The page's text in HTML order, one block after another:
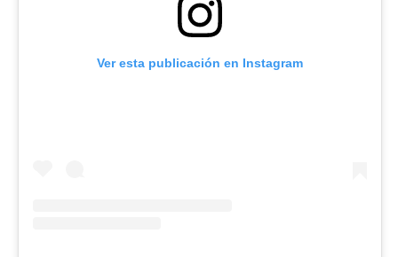
Ver esta publicación en Instagram